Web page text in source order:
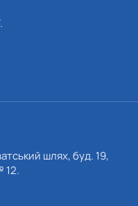
шлях, буд. 19,
12.